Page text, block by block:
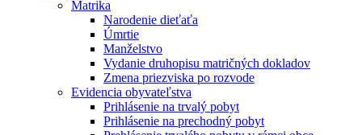
Matrika
Narodenie dieťaťa
Úmrtie
Manželstvo
Vydanie druhopisu matričných dokladov
Zmena priezviska po rozvode
Evidencia obyvateľstva
Prihlásenie na trvalý pobyt
Prihlásenie na prechodný pobyt